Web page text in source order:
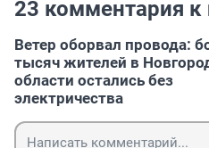
23 комментария к
Ветер оборвал провода:
тысяч жителей в
области остались без
электричества